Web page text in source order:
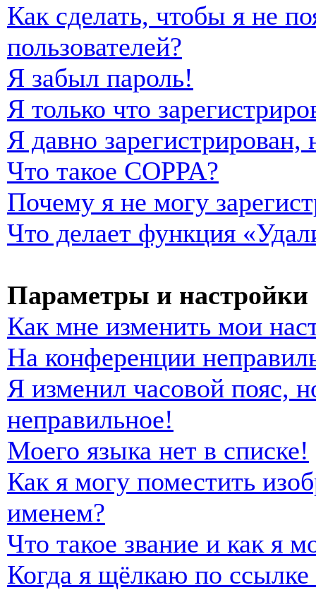
Как сделать, чтобы я не
пользователей?
Я забыл пароль!
Я только что
Я давно
Что такое COPPA?
Почему я не могу
Что делает функция
Параметры и настройки
Как мне изменить мои
На конференции
Я изменил часовой пояс,
неправильное!
Моего языка нет в списке!
Как я могу поместить
именем?
Что такое звание и как я
Когда я щёлкаю по